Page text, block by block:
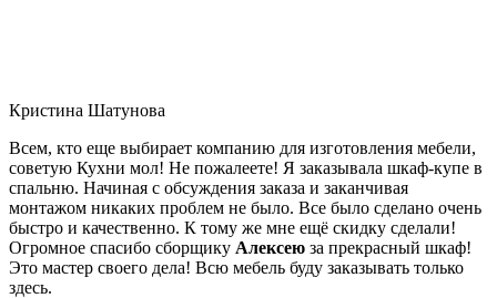
Кристина Шатунова
Всем, кто еще выбирает компанию для изготовления мебели,
советую Кухни мол! Не пожалеете! Я заказывала шкаф-купе в
спальню. Начиная с обсуждения заказа и заканчивая
монтажом никаких проблем не было. Все было сделано очень
быстро и качественно. К тому же мне ещё скидку сделали!
Огромное спасибо сборщику Алексею за прекрасный шкаф!
Это мастер своего дела! Всю мебель буду заказывать только
здесь.